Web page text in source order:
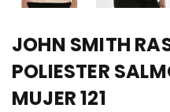
JOHN SMITH
POLIESTER
MUJER 121